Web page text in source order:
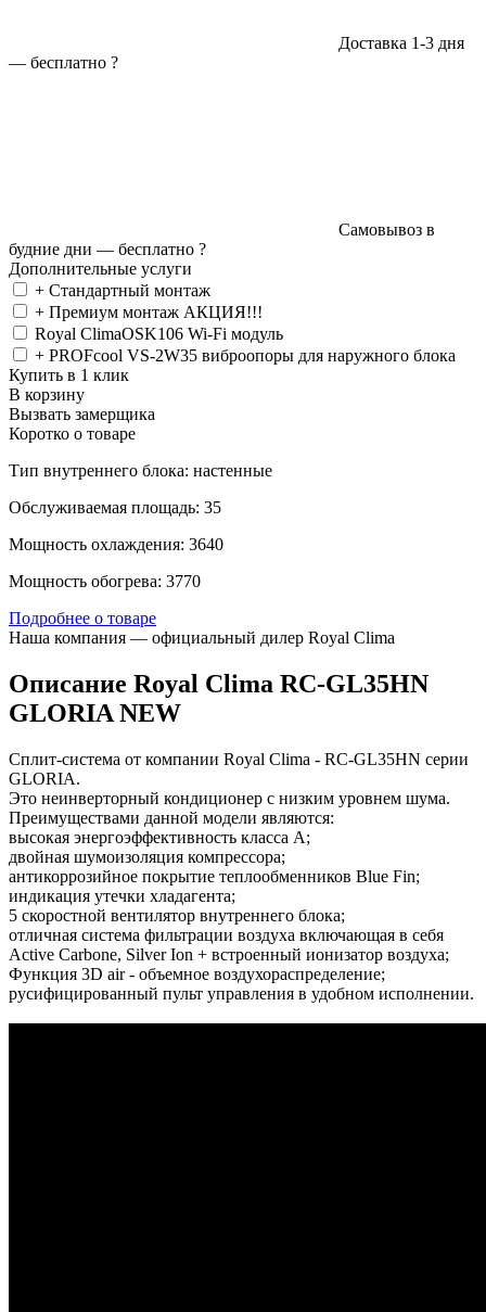
Доставка 1-3 дня
— бесплатно ?
Самовывоз в
будние дни — бесплатно ?
Дополнительные услуги
+ Стандартный монтаж
+ Премиум монтаж АКЦИЯ!!!
Royal ClimaOSK106 Wi-Fi модуль
+ PROFcool VS-2W35 виброопоры для наружного блока
Купить в 1 клик
В корзину
Вызвать замерщика
Коротко о товаре
Тип внутреннего блока: настенные
Обслуживаемая площадь: 35
Мощность охлаждения: 3640
Мощность обогрева: 3770
Подробнее о товаре
Наша компания — официальный дилер Royal Clima
Описание Royal Clima RC-GL35HN
GLORIA NEW
Сплит-система от компании Royal Clima - RC-GL35HN серии
GLORIA.
Это неинверторный кондиционер с низким уровнем шума.
Преимуществами данной модели являются:
высокая энергоэффективность класса А;
двойная шумоизоляция компрессора;
антикоррозийное покрытие теплообменников Blue Fin;
индикация утечки хладагента;
5 скоростной вентилятор внутреннего блока;
отличная система фильтрации воздуха включающая в себя
Active Carbone, Silver Ion + встроенный ионизатор воздуха;
Функция 3D air - объемное воздухораспределение;
русифицированный пульт управления в удобном исполнении.